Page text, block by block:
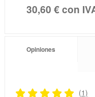
30,60 €con
Opiniones
(1)